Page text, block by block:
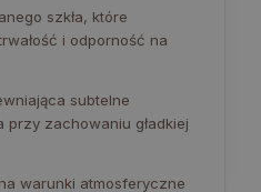
szkła, które
i odporność na
subtelne
przy zachowaniu gładkiej
warunki atmosferyczne